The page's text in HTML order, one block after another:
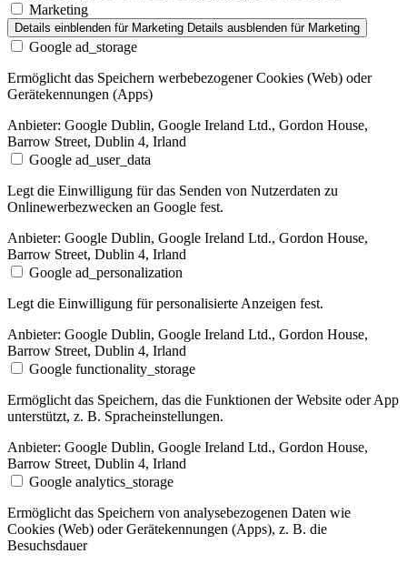
Marketing
Details einblenden für Marketing Details ausblenden für Marketing
Google ad_storage
Ermöglicht das Speichern werbebezogener Cookies (Web) oder
Gerätekennungen (Apps)
Anbieter: Google Dublin, Google Ireland Ltd., Gordon House,
Barrow Street, Dublin 4, Irland
Google ad_user_data
Legt die Einwilligung für das Senden von Nutzerdaten zu
Onlinewerbezwecken an Google fest.
Anbieter: Google Dublin, Google Ireland Ltd., Gordon House,
Barrow Street, Dublin 4, Irland
Google ad_personalization
Legt die Einwilligung für personalisierte Anzeigen fest.
Anbieter: Google Dublin, Google Ireland Ltd., Gordon House,
Barrow Street, Dublin 4, Irland
Google functionality_storage
Ermöglicht das Speichern, das die Funktionen der Website oder App
unterstützt, z. B. Spracheinstellungen.
Anbieter: Google Dublin, Google Ireland Ltd., Gordon House,
Barrow Street, Dublin 4, Irland
Google analytics_storage
Ermöglicht das Speichern von analysebezogenen Daten wie
Cookies (Web) oder Gerätekennungen (Apps), z. B. die
Besuchsdauer